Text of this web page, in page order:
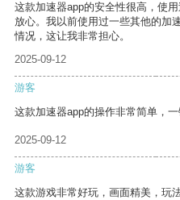
这款加速器app的安全性很高，使
放心。我以前使用过一些其他的加
情况，这让我非常担心。
2025-09-12
游客
这款加速器app的操作非常简单，
2025-09-12
游客
这款游戏非常好玩，画面精美，玩法